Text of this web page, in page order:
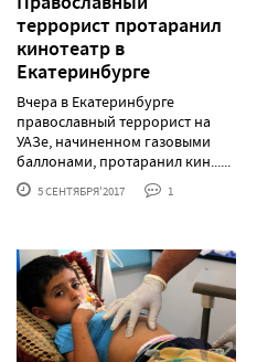
террорист протаранил
кинотеатр в
Екатеринбурге
Вчера в Екатеринбурге
православный террорист на
УАЗе, начиненном газовыми
баллонами, протаранил кин......
5 СЕНТЯБРЯ'2017 1